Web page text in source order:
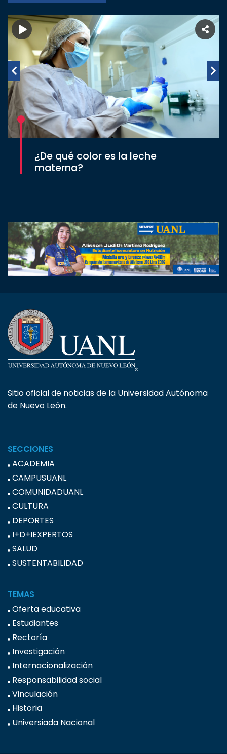
¿De qué color es la leche
materna?
Sitio oficial de noticias de la Universidad Autónoma
de Nuevo León.
SECCIONES
ACADEMIA
CAMPUSUANL
COMUNIDADUANL
CULTURA
DEPORTES
I+D+IEXPERTOS
SALUD
SUSTENTABILIDAD
TEMAS
Oferta educativa
Estudiantes
Rectoría
Investigación
Internacionalización
Responsabilidad social
Vinculación
Historia
Universiada Nacional